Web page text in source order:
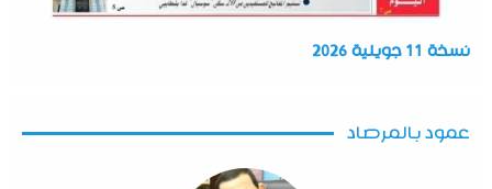
نسخة 11 جويلية 2026
عمود بالمرصاد